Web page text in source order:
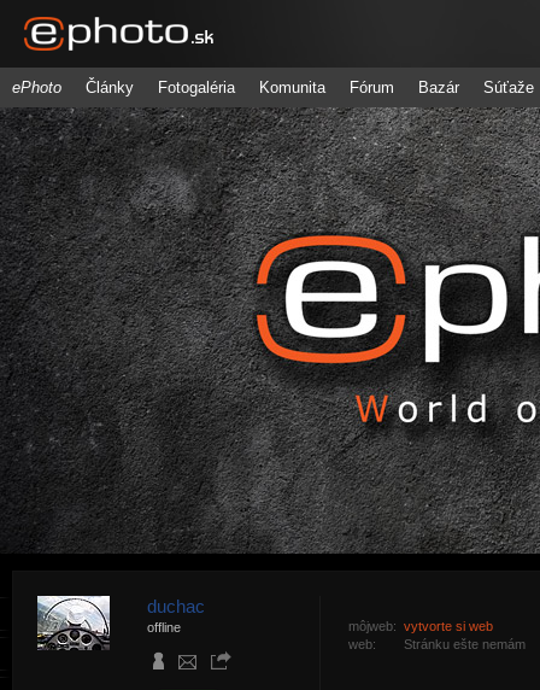
ePhoto Články Fotogaléria Komunita Fórum Bazár Súťaže
duchac
offline môjweb: vytvorte si web
web:
Stránku ešte nemám